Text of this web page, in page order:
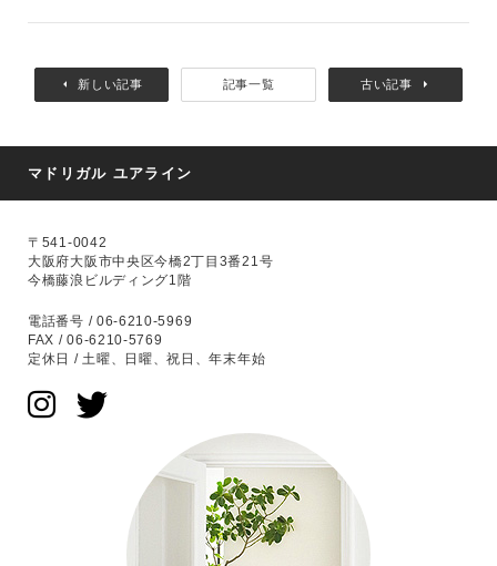
新しい記事 記事一覧 古い記事
マドリガル ユアライン
〒541-0042
大阪府大阪市中央区今橋2丁目3番21号
今橋藤浪ビルディング1階
電話番号 / 06-6210-5969
FAX / 06-6210-5769
定休日 / 土曜、日曜、祝日、年末年始